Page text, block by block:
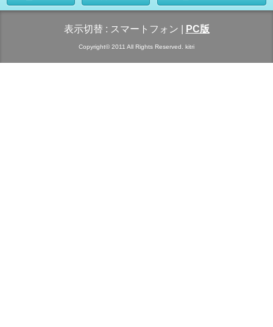
表示切替 : スマートフォン PC版
Copyright© 2011 All Rights Reserved. kitri